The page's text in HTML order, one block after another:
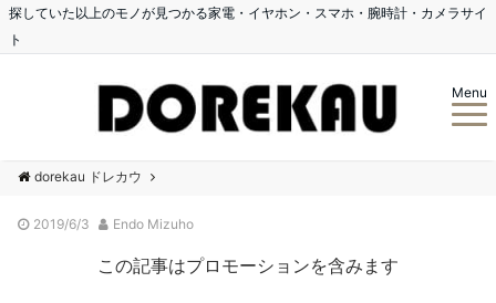
探していた以上のモノが見つかる家電・イヤホン・スマホ・腕時計・カメラサイ
ト
Menu
dorekau ドレカウ
2019/6/3 Endo Mizuho
この記事はプロモーションを含みます